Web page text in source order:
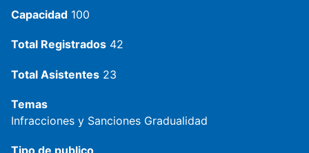
Capacidad 100
Total Registrados 42
Total Asistentes 23
Temas
Infracciones y Sanciones Gradualidad
Tipo de publico